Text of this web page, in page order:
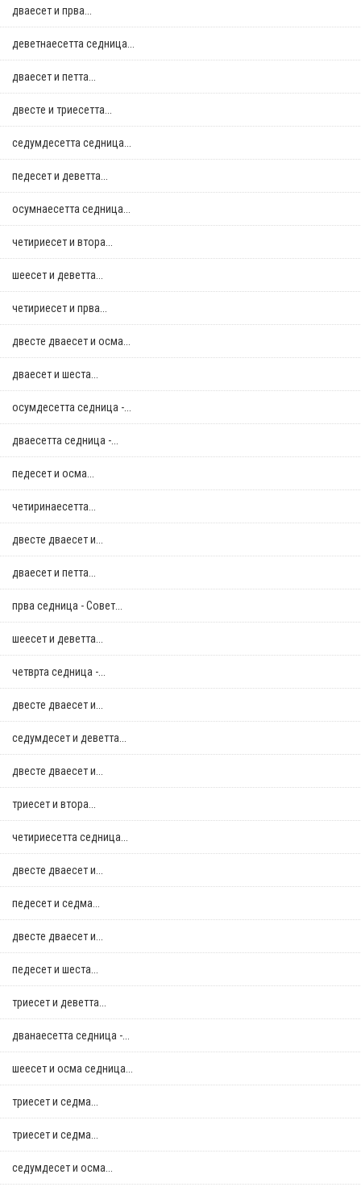
дваесет и прва...
деветнаесетта седница...
дваесет и петта...
двестe и триесетта...
седумдесетта седница...
педесет и деветта...
осумнaесетта седница...
четириесет и втора...
шеесет и деветта...
четириесет и прва...
двестe дваесет и осма...
дваесет и шеста...
осумдесетта седница -...
дваесетта седница -...
педесет и осма...
четиринаесетта...
двестe дваесет и...
дваесет и петта...
прва седница - Совет...
шеесет и деветта...
четврта седница -...
двестe дваесет и...
седумдесет и деветта...
двестe дваесет и...
триесет и втора...
четириесетта седница...
двестe дваесет и...
педесет и седма...
двестe дваесет и...
педесет и шеста...
триесет и деветта...
дванаесетта седница -...
шеесет и осма седница...
триесет и седма...
триесет и седма...
седумдесет и осма...